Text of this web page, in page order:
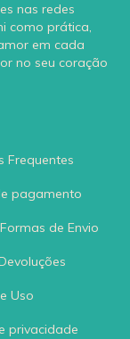
nas redes
como prática,
em cada
no seu coração
Frequentes
pagamento
de Envio
Uso
privacidade